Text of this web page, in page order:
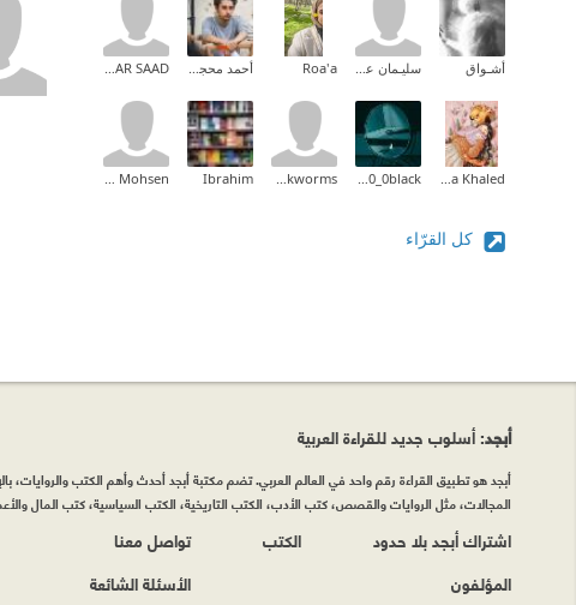
أشـواق سليـمان عبدالله Roa'a أحمد محجوب HAGAR SAAD
Ala'a Khaled
Only0_0black Only0_0black
bookworms
Ibrahim
Kholoud Mohsen
كل القرّاء
أبجد: أسلوب جديد للقراءة العربية
أبجد هو تطبيق القراءة رقم واحد في العالم العربي. تضم مكتبة أبجد أحدث وأهم الكتب والروايات،
المجالات، مثل الروايات والقصص، كتب الأدب، الكتب التاريخية، الكتب السياسية، كتب المال
اشتراك أبجد بلا حدود
المؤلفون
الكتب
تواصل معنا
الأسئلة الشائعة